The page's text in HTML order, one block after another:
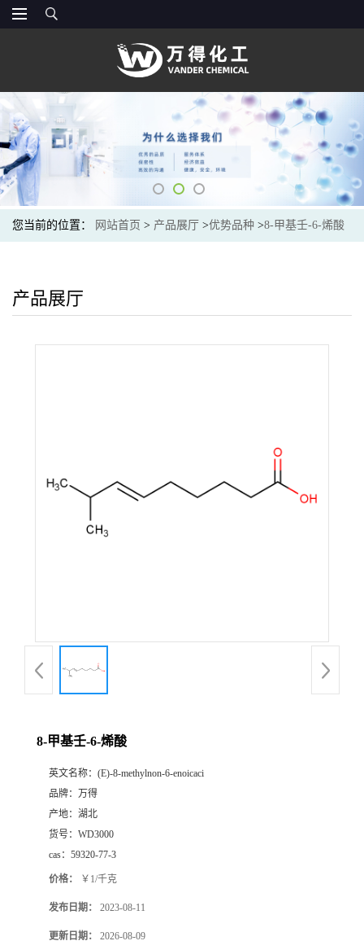
您当前的位置： 网站首页 > 产品展厅 >优势品种 >8-甲基壬-6-烯酸
产品展厅
8-甲基壬-6-烯酸
英文名称： (E)-8-methylnon-6-enoicaci
品牌： 万得
产地： 湖北
货号： WD3000
cas： 59320-77-3
价格： ￥1/千克
发布日期： 2023-08-11
更新日期： 2026-08-09